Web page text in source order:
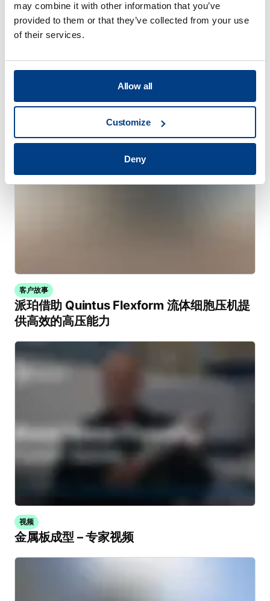
may combine it with other information that you’ve
provided to them or that they’ve collected from your use
of their services.
Allow all
Customize
Deny
客户故事
Quintus 帮助 Trestad 激光公司拓展市场并
客户故事
派珀借助 Quintus Flexform 流体细胞压机提
供高效的高压能力
视频
金属板成型 – 专家视频